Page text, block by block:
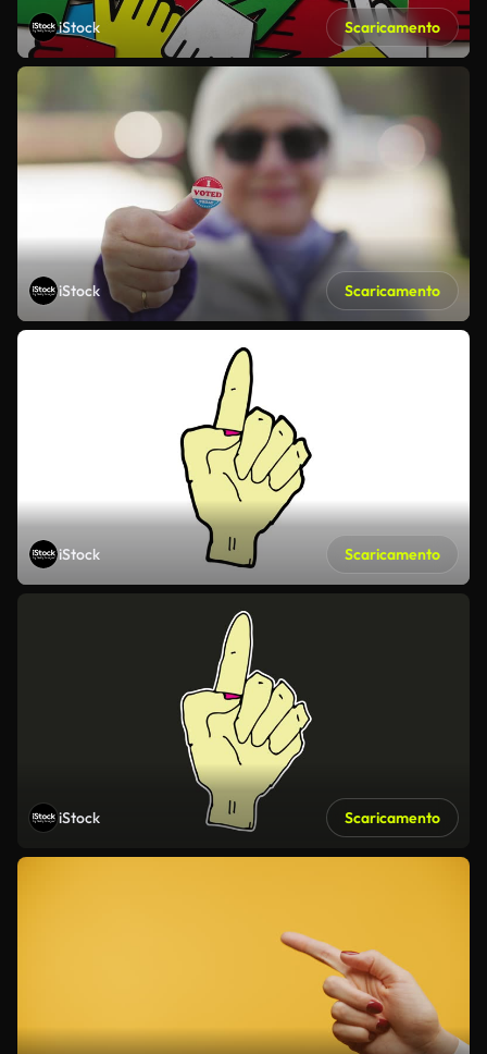
iStock Scaricamento
iStock Scaricamento
iStock Scaricamento
iStock Scaricamento